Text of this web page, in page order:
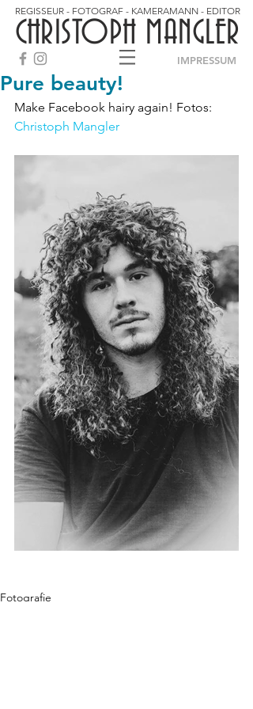
REGISSEUR - FOTOGRAF - KAMERAMANN - EDITOR
CHRISTOPH MANGLER
IMPRESSUM
Pure beauty!
Make Facebook hairy again! Fotos:
Christoph Mangler
Fotografie